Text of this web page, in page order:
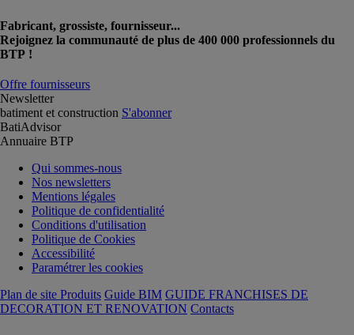
Fabricant, grossiste, fournisseur...
Rejoignez la communauté de plus de 400 000 professionnels du
BTP !
Offre fournisseurs
Newsletter
batiment et construction S'abonner
BatiAdvisor
Annuaire BTP
Qui sommes-nous
Nos newsletters
Mentions légales
Politique de confidentialité
Conditions d'utilisation
Politique de Cookies
Accessibilité
Paramétrer les cookies
Plan de site Produits Guide BIM GUIDE FRANCHISES DE
DECORATION ET RENOVATION Contacts